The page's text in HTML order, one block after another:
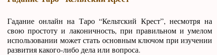
Гадание онлайн на Таро “Кельтский Крест”, несмотря на
свою простоту и лаконичность, при правильном и умелом
использовании может стать основным ключом при изучении
развития какого-либо дела или вопроса.